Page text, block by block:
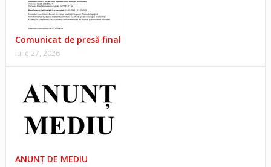
Comunicat de presă final
iulie 27, 2026
ANUNŢ DE MEDIU